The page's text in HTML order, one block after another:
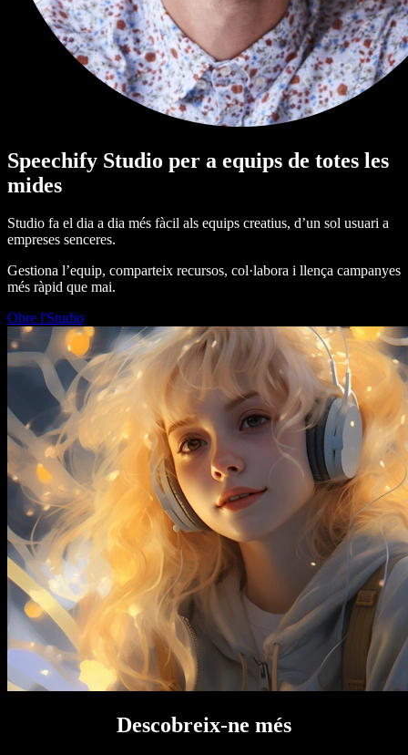
Speechify Studio per a equips de totes les
mides
Studio fa el dia a dia més fàcil als equips creatius, d’un sol usuari a
empreses senceres.
Gestiona l’equip, comparteix recursos, col·labora i llença campanyes
més ràpid que mai.
Obre l'Studio
Descobreix-ne més